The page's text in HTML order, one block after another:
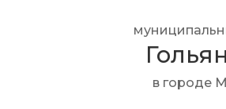
в городе